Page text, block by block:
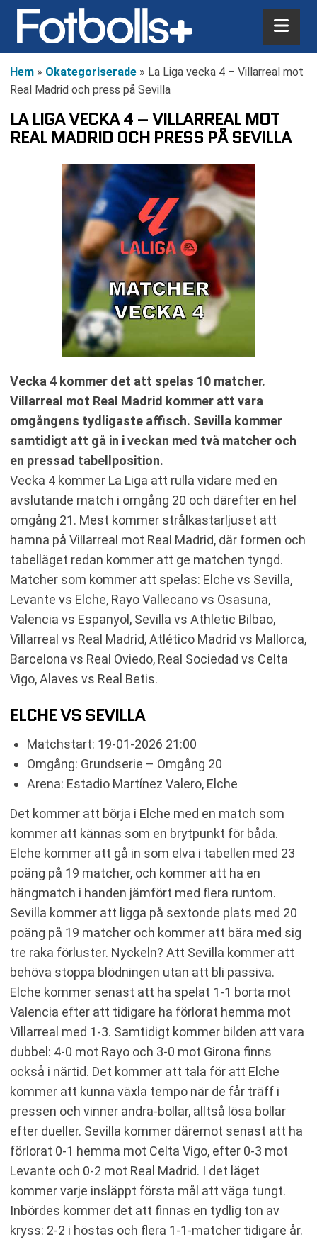
Hem » Okategoriserade » La Liga vecka 4 – Villarreal mot
Real Madrid och press på Sevilla
LA LIGA VECKA 4 – VILLARREAL MOT
REAL MADRID OCH PRESS PÅ SEVILLA
Vecka 4 kommer det att spelas 10 matcher.
Villarreal mot Real Madrid kommer att vara
omgångens tydligaste affisch. Sevilla kommer
samtidigt att gå in i veckan med två matcher och
en pressad tabellposition.
Vecka 4 kommer La Liga att rulla vidare med en
avslutande match i omgång 20 och därefter en hel
omgång 21. Mest kommer strålkastarljuset att
hamna på Villarreal mot Real Madrid, där formen och
tabelläget redan kommer att ge matchen tyngd.
Matcher som kommer att spelas: Elche vs Sevilla,
Levante vs Elche, Rayo Vallecano vs Osasuna,
Valencia vs Espanyol, Sevilla vs Athletic Bilbao,
Villarreal vs Real Madrid, Atlético Madrid vs Mallorca,
Barcelona vs Real Oviedo, Real Sociedad vs Celta
Vigo, Alaves vs Real Betis.
ELCHE VS SEVILLA
Matchstart: 19-01-2026 21:00
Omgång: Grundserie – Omgång 20
Arena: Estadio Martínez Valero, Elche
Det kommer att börja i Elche med en match som
kommer att kännas som en brytpunkt för båda.
Elche kommer att gå in som elva i tabellen med 23
poäng på 19 matcher, och kommer att ha en
hängmatch i handen jämfört med flera runtom.
Sevilla kommer att ligga på sextonde plats med 20
poäng på 19 matcher och kommer att bära med sig
tre raka förluster. Nyckeln? Att Sevilla kommer att
behöva stoppa blödningen utan att bli passiva.
Elche kommer senast att ha spelat 1-1 borta mot
Valencia efter att tidigare ha förlorat hemma mot
Villarreal med 1-3. Samtidigt kommer bilden att vara
dubbel: 4-0 mot Rayo och 3-0 mot Girona finns
också i närtid. Det kommer att tala för att Elche
kommer att kunna växla tempo när de får träff i
pressen och vinner andra-bollar, alltså lösa bollar
efter dueller. Sevilla kommer däremot senast att ha
förlorat 0-1 hemma mot Celta Vigo, efter 0-3 mot
Levante och 0-2 mot Real Madrid. I det läget
kommer varje insläppt första mål att väga tungt.
Inbördes kommer det att finnas en tydlig ton av
kryss: 2-2 i höstas och flera 1-1-matcher tidigare år.